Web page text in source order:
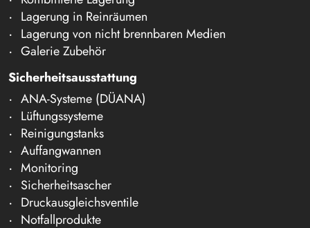
Lagerung in Reinräumen
Lagerung von nicht brennbaren Medien
Galerie Zubehör
Sicherheitsausstattung
ANA-Systeme (DÜANA)
Lüftungssysteme
Reinigungstanks
Auffangwannen
Monitoring
Sicherheitsascher
Druckausgleichsventile
Notfallprodukte